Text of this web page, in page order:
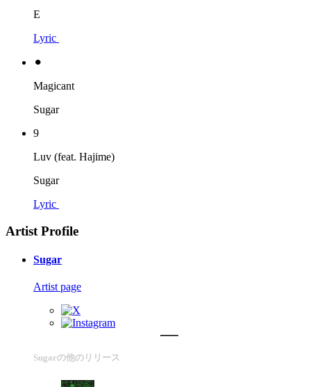
E
Lyric
⚫︎
Magicant
Sugar
9
Luv (feat. Hajime)
Sugar
Lyric
Artist Profile
Sugar
Artist page
Sugarの他のリリース